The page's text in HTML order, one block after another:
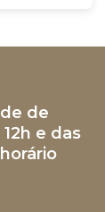
de
e das